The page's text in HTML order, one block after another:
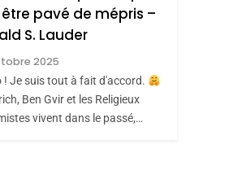
REVENDIQUE MA
JUDAÏTE Par Thérèse
Zrihen-Dvir
CE QUI NOUS
MANQUE – Jacques
Hadida
JUDAISME
Maroc : Les Amandes
pavé de mépris –
S. Lauder
2025
! Je suis tout à fait d'accord.
Ben Gvir et les Religieux
vivent dans le passé,…